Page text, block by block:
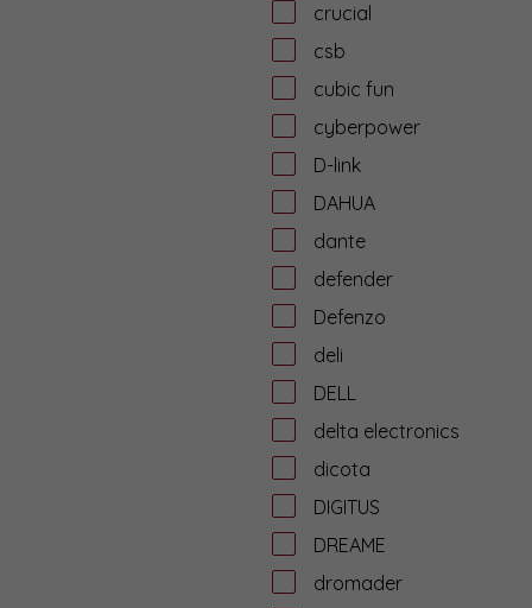
crucial
csb
cubic fun
cyberpower
D-link
DAHUA
dante
defender
Defenzo
deli
DELL
delta electronics
dicota
DIGITUS
DREAME
dromader